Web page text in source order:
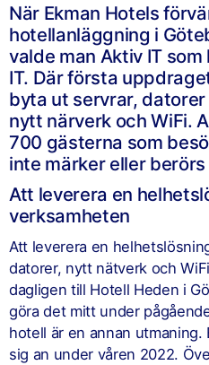
När Ekman Hotels
hotellanläggning i
valde man Aktiv IT
IT. Där första
byta ut servrar,
nytt närverk och WiFi.
700 gästerna som
inte märker eller
Att leverera en
verksamheten
Att leverera en
datorer, nytt nätverk och
dagligen till Hotell Heden i
göra det mitt under
hotell är en annan
sig an under våren 2022.